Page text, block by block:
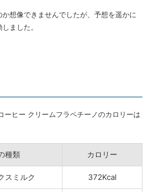
想像できませんでしたが、予想を遥かに
ました。
ーヒー クリームフラペチーノのカロリーは
種類 カロリー
スミルク 372Kcal